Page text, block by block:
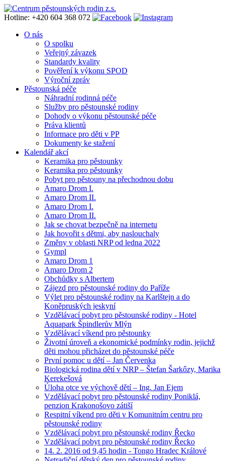
Hotline: +420 604 368 072
O nás
O spolku
Veřejný závazek
Standardy kvality
Pověření k výkonu SPOD
Výroční zpráv
Pěstounská péče
Náhradní rodinná péče
Služby pro pěstounské rodiny
Dohody o výkonu pěstounské péče
Práva klientů
Informace pro děti v PP
Dokumenty ke stažení
Kalendář akcí
Keramika pro pěstounky
Keramika pro pěstounky
Pobyt pro pěstouny na přechodnou dobu
Amaro Drom I.
Amaro Drom II.
Amaro Drom I.
Amaro Drom II.
Jak se chovat bezpečně na internetu
Jak hovořit s dětmi, aby naslouchaly
Změny v oblasti NRP od ledna 2022
Gympl
Amaro Drom 1
Amaro Drom 2
Obchůdky s Albertem
Zájezd pro pěstounské rodiny do Paříže
Výlet pro pěstounské rodiny na Karlštejn a do
Koněpruských jeskyní
Vzdělávací pobyt pro pěstounské rodiny - Hotel
Aquapark Špindlerův Mlýn
Vzdělávací víkend pro pěstounky
Životní úroveň a ekonomické podmínky rodin, jejichž
děti mohou přicházet do pěstounské péče
První pomoc u dětí – Jan Červenka
Biologická rodina dětí v NRP – Štefan Šarkőzy, Marika
Kerekešová
Úloha otce ve výchově dětí – Ing. Jan Ejem
Vzdělávací pobyt pro pěstounské rodiny Poniklá,
penzion Krakonošovo zátiší
Respitní víkend pro děti v Komunitním centru pro
pěstounské rodiny
Vzdělávací pobyt pro pěstounské rodiny Řecko
Vzdělávací pobyt pro pěstounské rodiny Řecko
14. 2. 2016 od 9,45 hodin - Tongo Hradec Králové